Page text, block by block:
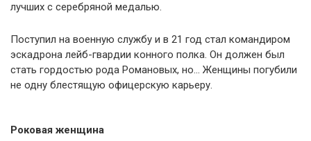
лучших с серебряной медалью.
Поступил на военную службу и в 21 год стал командиром
эскадрона лейб-гвардии конного полка. Он должен был
стать гордостью рода Романовых, но… Женщины погубили
не одну блестящую офицерскую карьеру.
Роковая женщина